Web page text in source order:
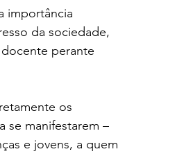
importância
da sociedade,
perante
os
se manifestarem –
e jovens, a quem